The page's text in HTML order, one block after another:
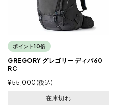
ポイント10倍
GREGORY グレゴリー ディバ60
RC
¥55,000 税込
在庫切れ